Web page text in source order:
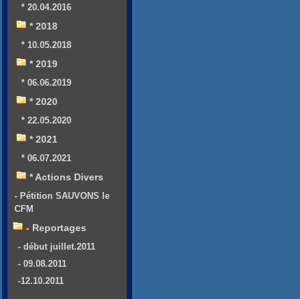
* 20.04.2016
* 2018
* 10.05.2018
* 2019
* 06.06.2019
* 2020
* 22.05.2020
* 2021
* 06.07.2021
* Actions Divers
- Pétition SAUVONS le
CFM
- Reportages
- début juillet.2011
- 09.08.2011
-12.10.2011